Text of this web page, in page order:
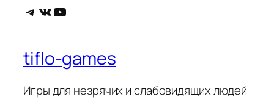
Telegram
ВКонтакте
YouTube
tiflo-games
Игры для незрячих и слабовидящих людей